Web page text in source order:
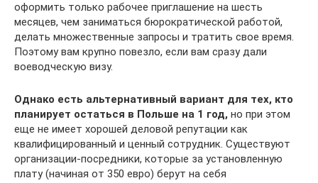
оформить только рабочее приглашение на шесть
месяцев, чем заниматься бюрократической работой,
делать множественные запросы и тратить свое время.
Поэтому вам крупно повезло, если вам сразу дали
воеводческую визу.
Однако есть альтернативный вариант для тех, кто
планирует остаться в Польше на 1 год, но при этом
еще не имеет хорошей деловой репутации как
квалифицированный и ценный сотрудник. Существуют
организации-посредники, которые за установленную
плату (начиная от 350 евро) берут на себя